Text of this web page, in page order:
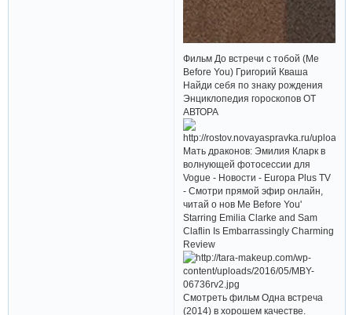
Фильм До встречи с тобой (Me
Before You) Григорий Кваша
Найди себя по знаку рождения
Энциклопедия гороскопов ОТ
АВТОРА
Мать драконов: Эмилия Кларк в
волнующей фотосессии для
Vogue - Новости - Europa Plus TV
- Смотри прямой эфир онлайн,
читай о нов Me Before You'
Starring Emilia Clarke and Sam
Claflin Is Embarrassingly Charming
Review
Смотреть фильм Одна встреча
(2014) в хорошем качестве.